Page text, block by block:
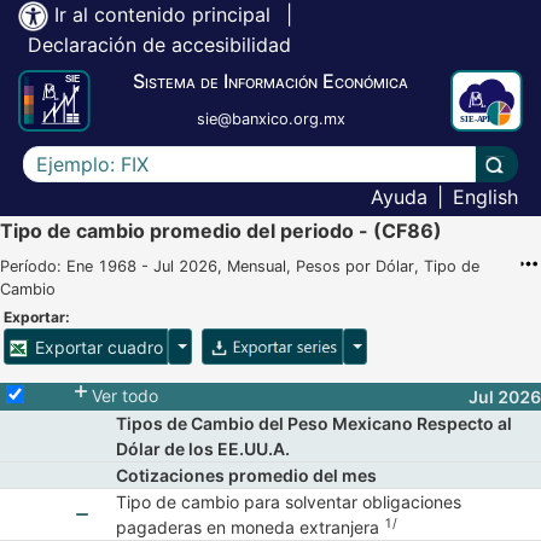
Ir al contenido principal
Declaración de accesibilidad
Sistema de Información Económica
sie@banxico.org.mx
Escriba el texto a buscar
Ayuda
English
Tipo de cambio promedio del periodo - (CF86)
Período: Ene 1968 - Jul 2026, Mensual, Pesos por Dólar, Tipo de
Cambio
Exportar:
Exportar cuadro Opciones para exportar cuadroOpciones para exportar
Selecciona o desmarca todas las series
Ver todo
Jul 2026
Tipos de Cambio del Peso Mexicano Respecto al
Dólar de los EE.UU.A.
Cotizaciones promedio del mes
Tipo de cambio para solventar obligaciones
pagaderas en moneda extranjera 1/